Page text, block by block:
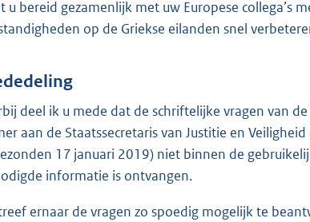
u bereid gezamenlijk met uw Europese
op de Griekse eilanden snel
deel ik u mede dat de schriftelijke vragen van
aan de Staatssecretaris van Justitie en
17 januari 2019) niet binnen de
informatie is ontvangen.
ernaar de vragen zo spoedig mogelijk te